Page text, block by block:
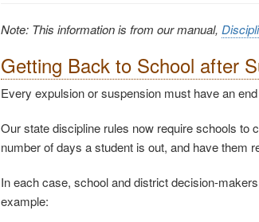
Note: This information is from our manual,
Getting Back to School after
Every expulsion or suspension must have an
Our state discipline rules now require schools to
number of days a student is out, and have them
In each case, school and district decision-
example: